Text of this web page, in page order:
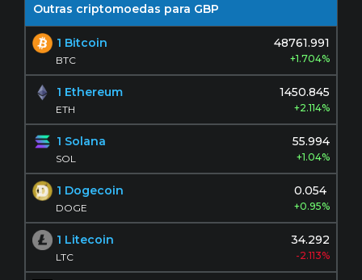
Outras criptomoedas para GBP
1 Bitcoin
BTC
48761.991
+1.704%
1 Ethereum
ETH
1450.845
+2.114%
1 Solana
SOL
55.994
+1.04%
1 Dogecoin
DOGE
0.054
+0.95%
1 Litecoin
LTC
34.292
-2.113%